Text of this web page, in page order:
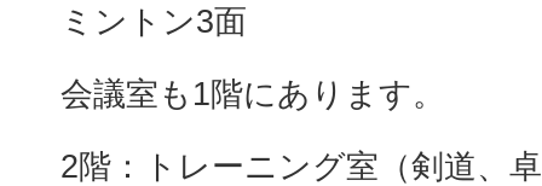
ミントン3面
会議室も1階にあります。
2階：トレーニング室（剣道、